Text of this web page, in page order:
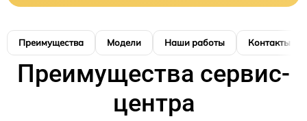
Преимущества Модели Наши работы Контакты
Преимущества сервис-
центра